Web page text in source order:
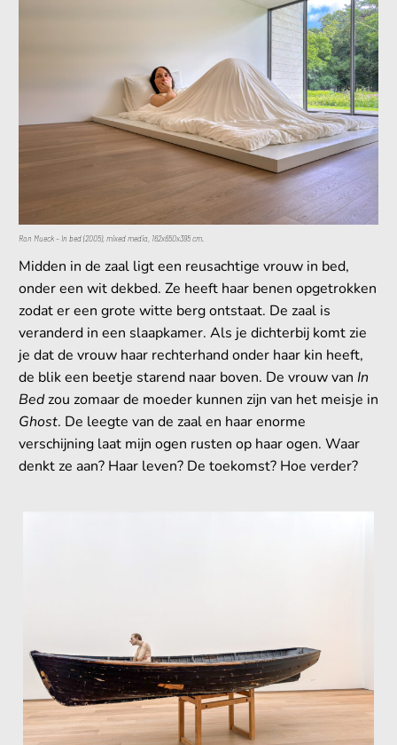
Ron Mueck – In bed (2005), mixed media, 162x650x395 cm.
Midden in de zaal ligt een reusachtige vrouw in bed,
onder een wit dekbed. Ze heeft haar benen opgetrokken
zodat er een grote witte berg ontstaat. De zaal is
veranderd in een slaapkamer. Als je dichterbij komt zie
je dat de vrouw haar rechterhand onder haar kin heeft,
de blik een beetje starend naar boven. De vrouw van In
Bedzou zomaar de moeder kunnen zijn van het meisje in
Ghost. De leegte van de zaal en haar enorme
verschijning laat mijn ogen rusten op haar ogen. Waar
denkt ze aan? Haar leven? De toekomst? Hoe verder?